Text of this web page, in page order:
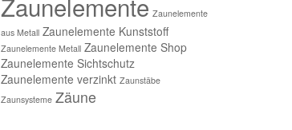
Zaunelemente
aus Metall Zaunelemente Kunststoff
Zaunelemente Metall Zaunelemente Shop
Zaunelemente Sichtschutz
Zaunelemente verzinkt Zaunstäbe
Zaunsysteme Zäune